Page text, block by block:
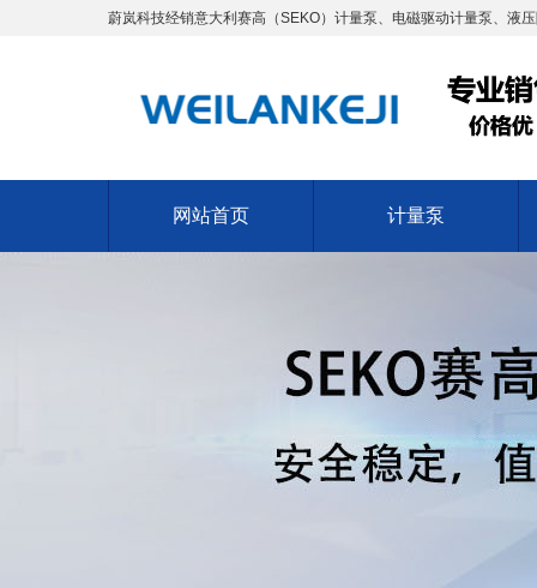
蔚岚科技经销意大利赛高（SEKO）计量泵、电磁驱动计量泵、液
网站首页 计量泵